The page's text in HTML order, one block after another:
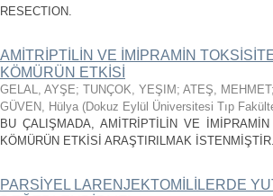
RESECTION.
AMİTRİPTİLİN VE İMİPRAMİN
KÖMÜRÜN ETKİSİ
GELAL, AYŞE; TUNÇOK, YEŞIM ; ATEŞ, MEHMET;
GÜVEN, Hülya (Dokuz Eylül Üniversitesi Tıp
BU ÇALIŞMADA, AMİTRİPTİLİN VE
KÖMÜRÜN ETKİSİ ARAŞTIRILMAK İSTENMİŞTİR.
PARSİYEL LARENJEKTOMİLİLERDE